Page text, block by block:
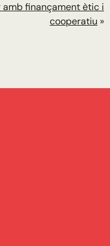
amb finançament ètic i
cooperatiu »